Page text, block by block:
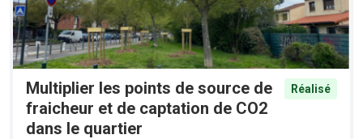
Multiplier les points de source de
fraicheur et de captation de CO2
dans le quartier
Réalisé